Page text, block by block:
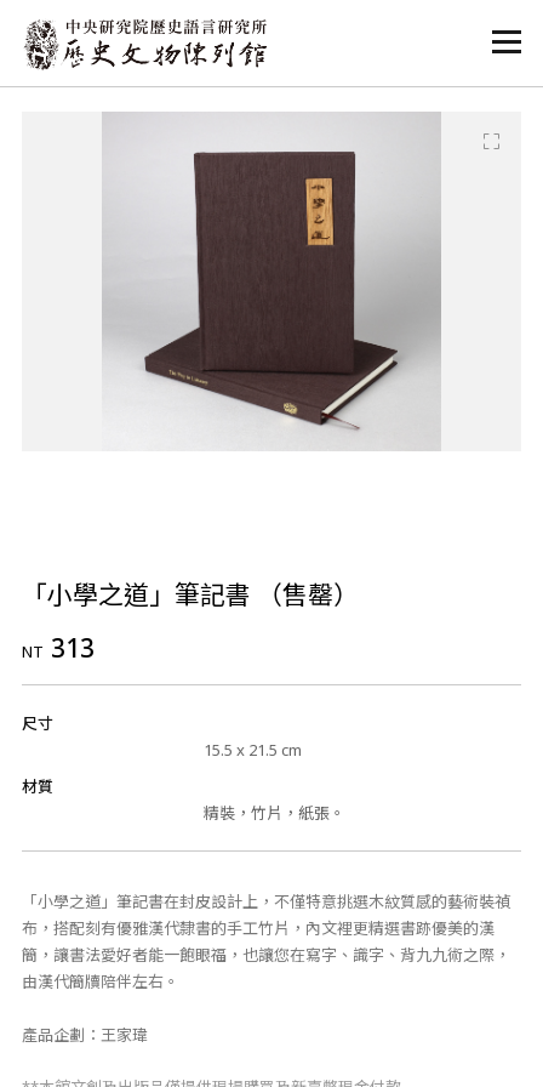
:::
:::
「小學之道」筆記書 （售罄）
NT 313
尺寸
15.5 x 21.5 cm
材質
精裝，竹片，紙張。
「小學之道」筆記書在封皮設計上，不僅特意挑選木紋質感的藝術裝禎
布，搭配刻有優雅漢代隸書的手工竹片，內文裡更精選書跡優美的漢
簡，讓書法愛好者能一飽眼福，也讓您在寫字、識字、背九九術之際，
由漢代簡牘陪伴左右。
產品企劃：王家瑋